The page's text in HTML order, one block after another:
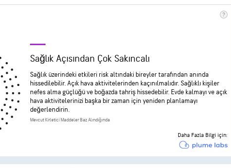
Sağlık Açısından Çok Sakıncalı
Sağlık üzerindeki etkileri risk altındaki bireyler tarafından anında
hissedilebilir. Açık hava aktivitelerinden kaçınılmalıdır. Sağlıklı kişiler
nefes alma güçlüğü ve boğazda tahriş hissedebilir. Evde kalmayı ve açık
hava aktivitelerinizi başka bir zaman için yeniden planlamayı
değerlendirin.
Mevcut Kirletici Maddeler Baz Alındığında
Daha Fazla Bilgi için: